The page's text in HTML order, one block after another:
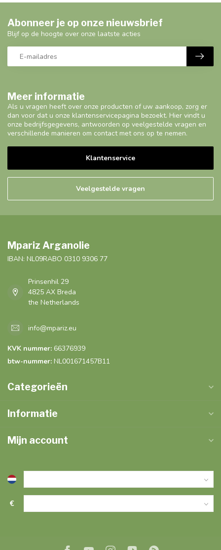
Meer informatie
Als u vragen heeft over onze producten of uw aankoop, zorg er
dan voor dat u onze klantenservicepagina bezoekt. Hier vindt u
onze bedrijfsgegevens, antwoorden op veelgestelde vragen en
verschillende manieren om contact met ons op te nemen.
Klantenservice
Veelgestelde vragen
Abonneer je op onze nieuwsbrief
Blijf op de hoogte over onze laatste acties
Mpariz Arganolie
IBAN: NL09RABO 0310 9306 77
Prinsenhil 29
4825 AX Breda
the Netherlands
info@mpariz.eu
KVK nummer: 66376939
btw-nummer: NL001671457B11
Categorieën
Informatie
Mijn account
€